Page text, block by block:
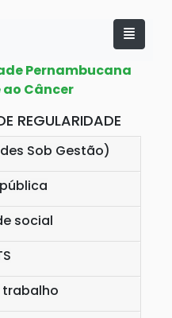
Pernambucana
Câncer
REGULARIDADE
Sob Gestão)
social